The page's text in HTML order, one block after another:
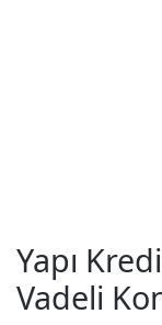
Yapı
Vadeli